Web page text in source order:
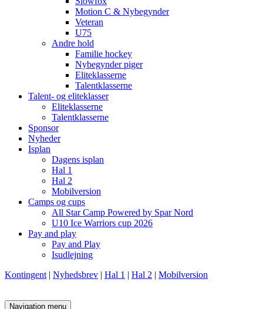
Motion C & Nybegynder
Veteran
U75
Andre hold
Familie hockey
Nybegynder piger
Eliteklasserne
Talentklasserne
Talent- og eliteklasser
Eliteklasserne
Talentklasserne
Sponsor
Nyheder
Isplan
Dagens isplan
Hal 1
Hal 2
Mobilversion
Camps og cups
All Star Camp Powered by Spar Nord
U10 Ice Warriors cup 2026
Pay and play
Pay and Play
Isudlejning
Kontingent | Nyhedsbrev | Hal 1 | Hal 2 | Mobilversion
Navigation menu